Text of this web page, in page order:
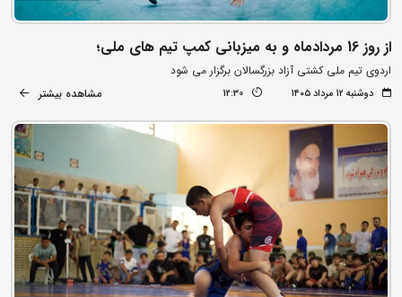
از روز 16 مردادماه و به میزبانی کمپ تیم های ملی؛
اردوی تیم ملی کشتی آزاد بزرگسالان برگزار می شود
دوشنبه ۱۲ مرداد ۱۴۰۵ 12:30 مشاهده بیشتر